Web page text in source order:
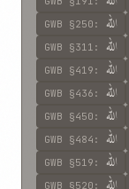
GWB §250 : الله
GWB §311 : الله
GWB §419 : الله
GWB §436 : الله
GWB §450 : الله
GWB §484 : الله
GWB §519 : الله
GWB §520 :